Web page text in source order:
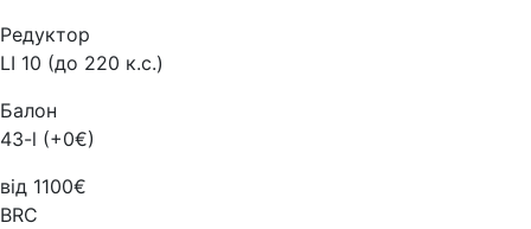
Редуктор
LI 10 (до 220 к.с.)
Балон
43-l (+0€)
від 1100€
BRC